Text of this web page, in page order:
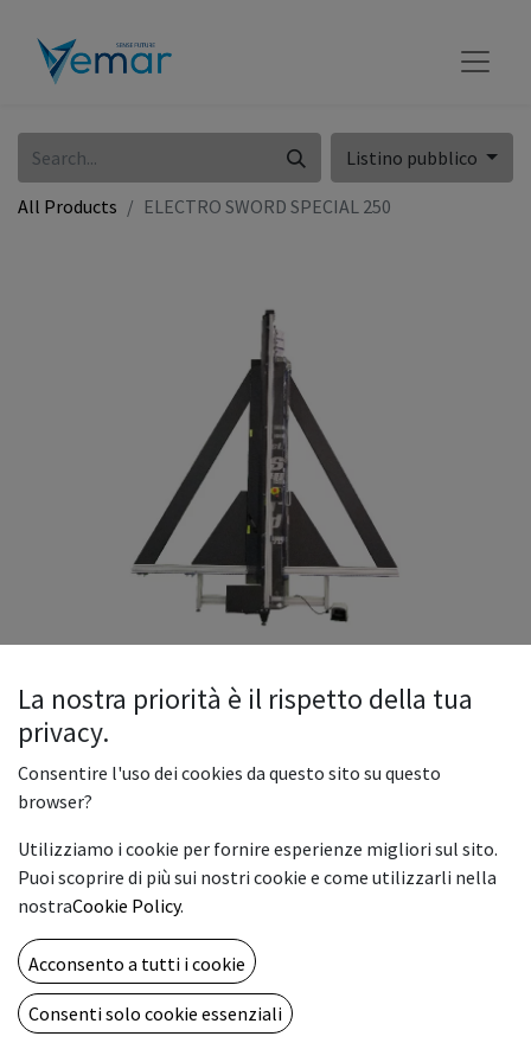
Listino pubblico
All Products ELECTRO SWORD SPECIAL 250
ELECTRO SWORD SPECIAL 250
Sword ELS 250
Taglierina verticale per plexiglass e dibond SWORD ELs
disponibile con 2 lame fisse studiate per il taglio di pannelli
in foam, in poliurethano espanso, in alveolare plastico, in
forex. Dotata inoltre di una fresa motorizzata rotante per il
taglio di plexiglass e dibond da 5mm.
Base millimetrica
La nostra priorità è il rispetto della tua
privacy.
Consentire l'uso dei cookies da questo sito su questo
browser?
Utilizziamo i cookie per fornire esperienze migliori sul sito.
Puoi scoprire di più sui nostri cookie e come utilizzarli nella
nostraCookie Policy.
Acconsento a tutti i cookie
Consenti solo cookie essenziali